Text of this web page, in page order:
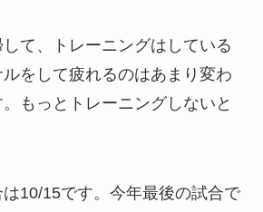
て、トレーニングはしている
をして疲れるのはあまり変わ
もっとトレーニングしないと
10/15です。今年最後の試合で